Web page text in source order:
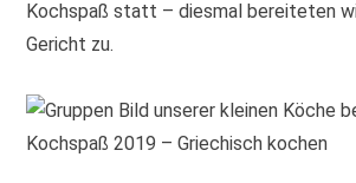
Kochspaß statt – diesmal bereiteten
Gericht zu.